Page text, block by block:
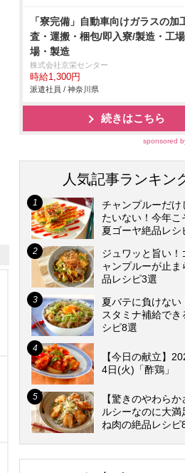
「寮完備」自動車向けガラスの加
査・運搬・梱包/即入寮/製造・工
場・製造
株式会社京栄センター
時給1,300円
派遣社員 / 神奈川県
続きはこちら
sponsored
人気記事ランキン
チャンプルーだけ
たいない！今年こ
夏ゴーヤ絶品レシ
ジュワッと旨い！
ャンプルーが止ま
品レシピ3選
夏バテに負けない
スタミナ補給でき
シピ8選
【今日の献立】
4日(火)「酢鶏」
【驚きのやわら
ルシーなのに大満
ね肉の絶品レシピ